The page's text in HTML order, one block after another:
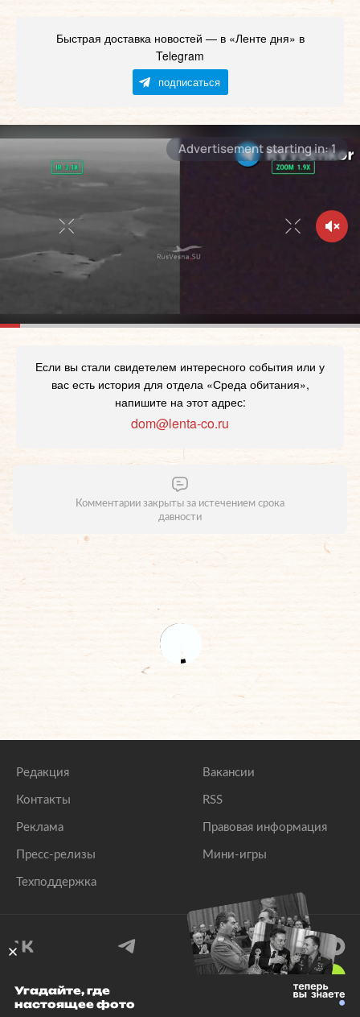
Быстрая доставка новостей — в «Ленте дня» в
Telegram
подписаться
Если вы стали свидетелем интересного события или у
вас есть история для отдела «Среда обитания»,
напишите на этот адрес:
dom@lenta-co.ru
Комментарии закрыты за истечением срока
давности
Редакция
Контакты
Реклама
Пресс-релизы
Техподдержка
Вакансии
RSS
Правовая информация
Мини-игры
© 1999–2026 Все права защищены.
Угадайте, где
настоящее фото